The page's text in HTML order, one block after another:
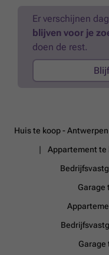
Enkele fotos werden met
mogelijke inrichting of
illustratie.Meer weten?
Er verschijnen
blijven voor je
doen de rest.
Huis te koop - Antwerpen
Appartement te
Garage
Garage